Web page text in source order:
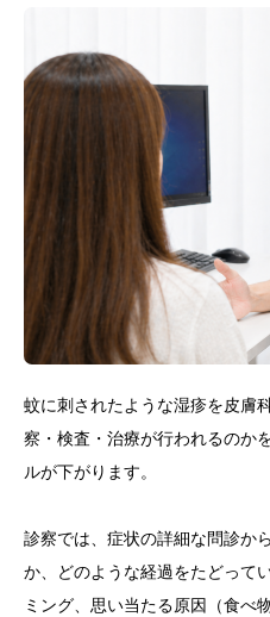
蚊に刺されたような湿疹を皮膚
察・検査・治療が行われるのか
ルが下がります。
診察では、症状の詳細な問診か
か、どのような経過をたどって
ミング、思い当たる原因（食べ